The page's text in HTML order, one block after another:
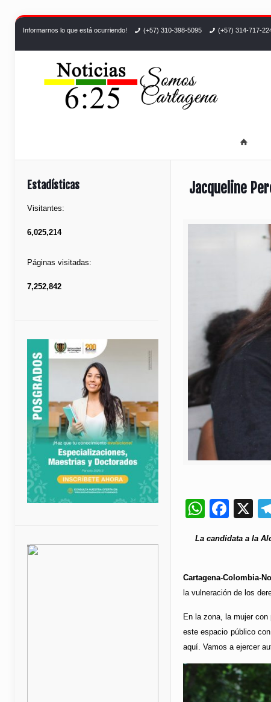
Informarnos lo que está ocurriendo! (+57) 310-398-5095 (+57) 314-717-
Jacqueline
X
La candidata a la
Cartagena-Colombia-
la vulneración de los
En la zona, la mujer
este espacio público
aquí. Vamos a ejercer
Estadísticas
Visitantes:
6,025,214
Páginas visitadas:
7,252,842